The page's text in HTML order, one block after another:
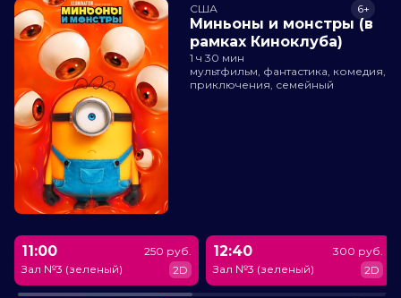
США
Миньоны и монстры (в
рамках Киноклуба)
6+
1 ч 30 мин
мультфильм, фантастика, комедия,
приключения, семейный
11:00
Зал №3 (зеленый)
250 руб.
2D
12:40
Зал №3 (зеленый)
300 руб.
2D